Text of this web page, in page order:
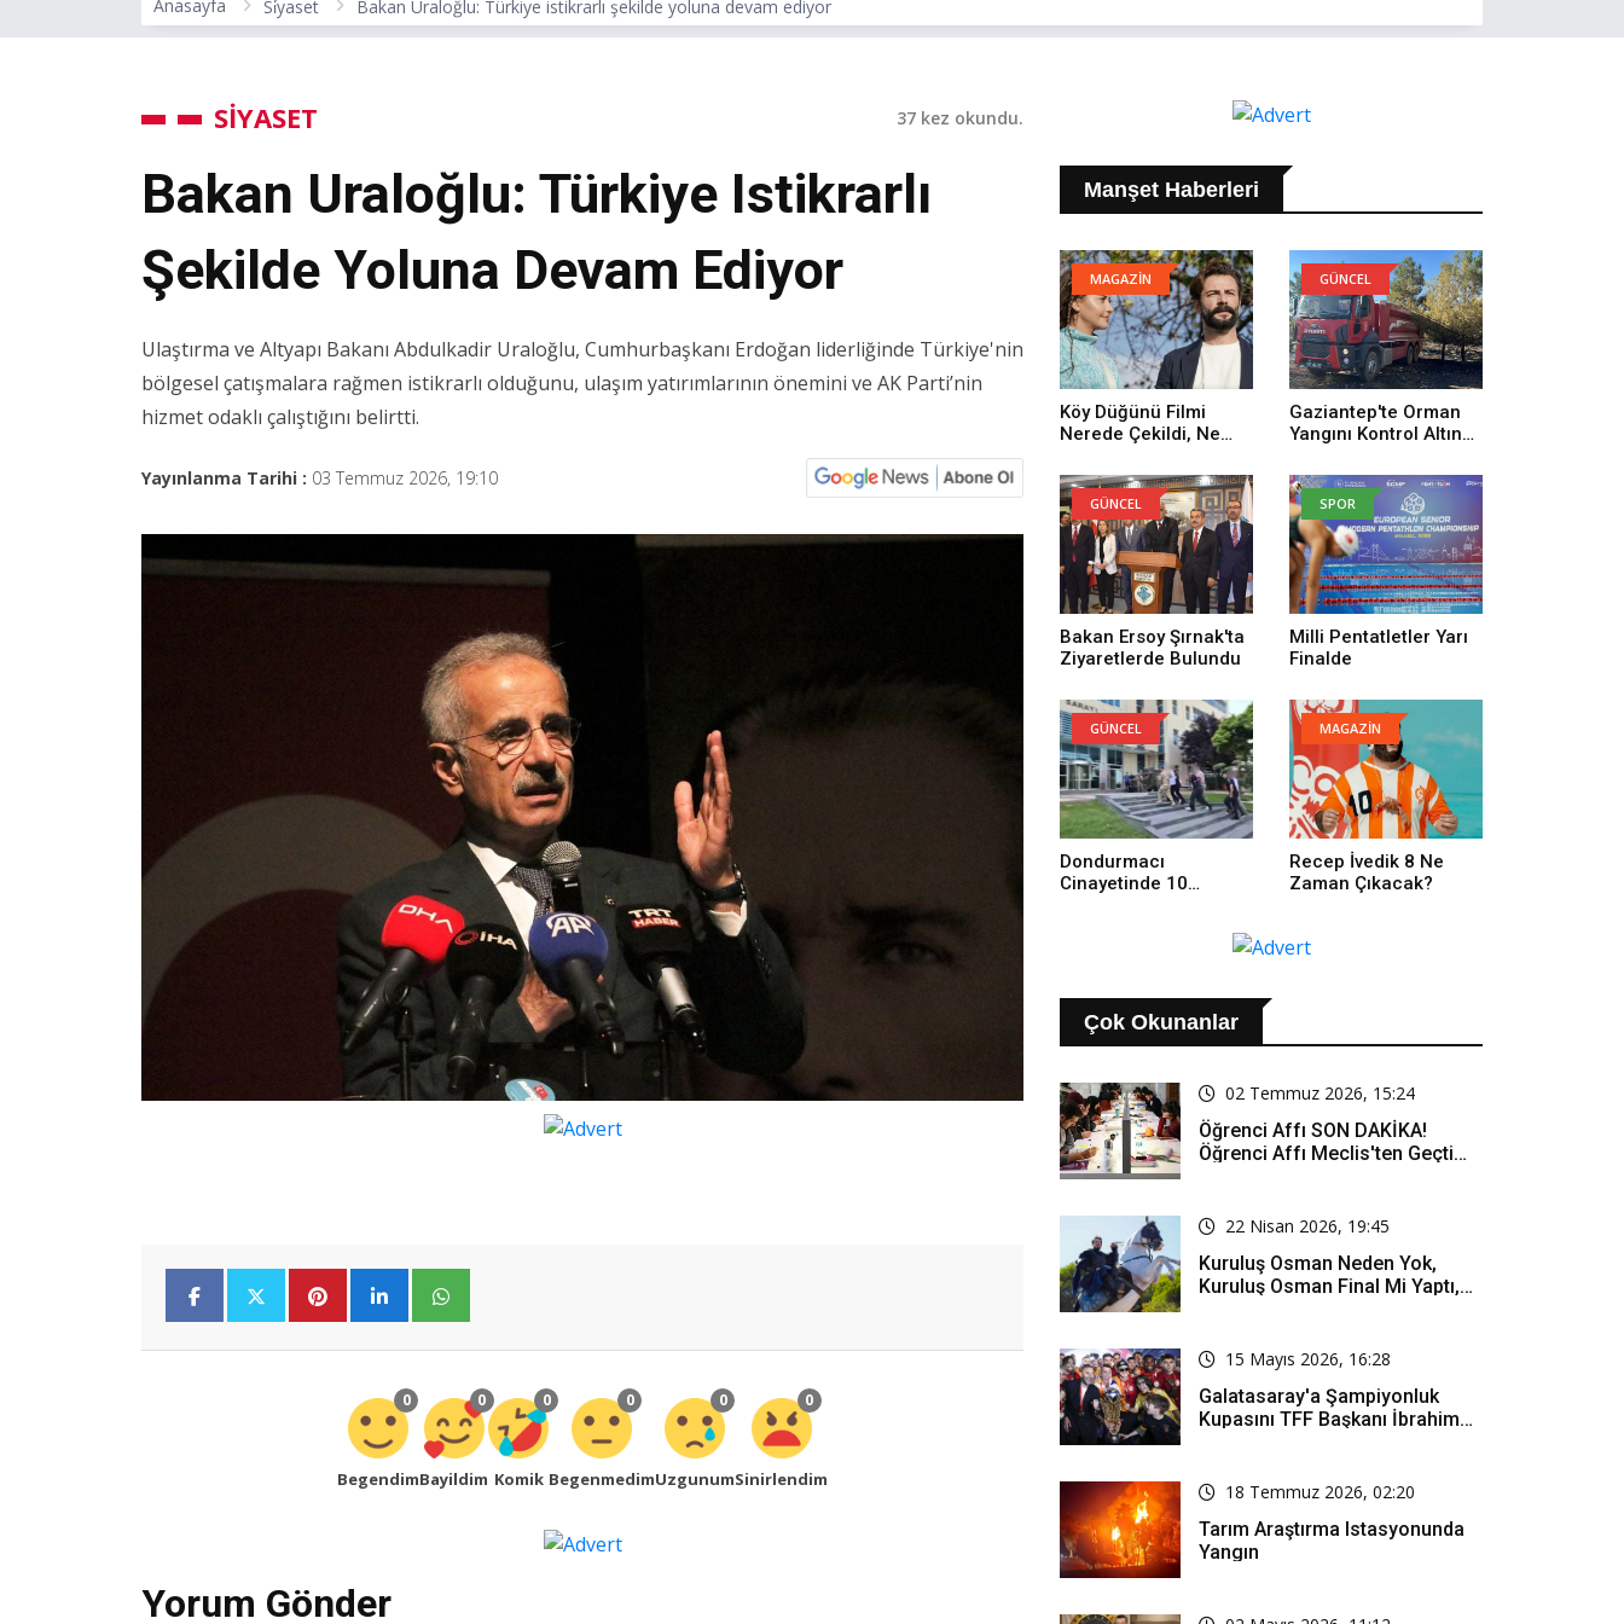
Anasayfa Si̇yaset Bakan Uraloğlu: Türkiye istikrarlı şekilde yoluna devam ediyor
SİYASET 37 kez okundu.
Bakan Uraloğlu: Türkiye Istikrarlı
Şekilde Yoluna Devam Ediyor
Ulaştırma ve Altyapı Bakanı Abdulkadir Uraloğlu, Cumhurbaşkanı Erdoğan liderliğinde Türkiye'nin
bölgesel çatışmalara rağmen istikrarlı olduğunu, ulaşım yatırımlarının önemini ve AK Parti’nin
hizmet odaklı çalıştığını belirtti.
Yayınlanma Tarihi : 03 Temmuz 2026, 19:10
0
Begendim
0
Bayildim
0
Komik
0
Begenmedim
0
Uzgunum
0
Sinirlendim
Yorum Gönder
Manşet Haberleri
MAGAZİN
Köy Düğünü Filmi
Nerede Çekildi, Ne
Düğünü Filmi
Oyuncuları Kim,
Konusu Ne?
GÜNCEL
Gaziantep'te Orman
Yangını Kontrol Altına
GÜNCEL
Bakan Ersoy Şırnak'ta
Ziyaretlerde Bulundu
SPOR
Milli Pentatletler Yarı
Finalde
GÜNCEL
Dondurmacı
Cinayetinde 10
MAGAZİN
Recep İvedik 8 Ne
Zaman Çıkacak?
Çok Okunanlar
02 Temmuz 2026, 15:24
Öğrenci Affı SON DAKİKA!
Öğrenci Affı Meclis'ten Geçti
22 Nisan 2026, 19:45
Kuruluş Osman Neden Yok,
Kuruluş Osman Final Mi Yaptı,
Zaman Yayınlanacak?
15 Mayıs 2026, 16:28
Galatasaray'a Şampiyonluk
Kupasını TFF Başkanı İbrahim
18 Temmuz 2026, 02:20
Tarım Araştırma Istasyonunda
Yangın